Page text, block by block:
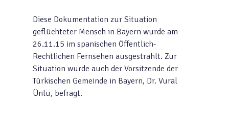
Diese Dokumentation zur Situation
geflüchteter Mensch in Bayern wurde am
26.11.15 im spanischen Öffentlich-
Rechtlichen Fernsehen ausgestrahlt. Zur
Situation wurde auch der Vorsitzende der
Türkischen Gemeinde in Bayern, Dr. Vural
Ünlü, befragt.